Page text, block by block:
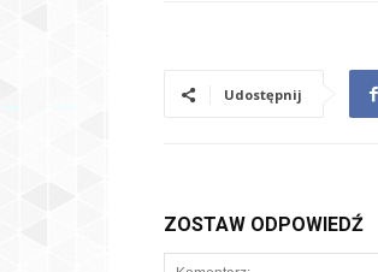
Udostępnij
ZOSTAW ODPOWIEDŹ